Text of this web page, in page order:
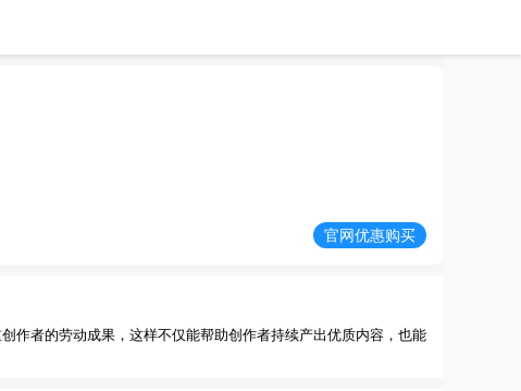
官网优惠购买
作者的劳动成果，这样不仅能帮助创作者持续产出优质内容，也能